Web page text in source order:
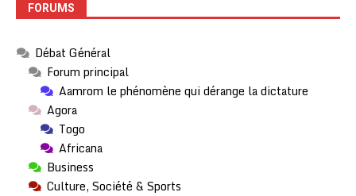
FORUMS
Débat Général
Forum principal
Aamrom le phénomène qui dérange la dictature
Agora
Togo
Africana
Business
Culture, Société & Sports